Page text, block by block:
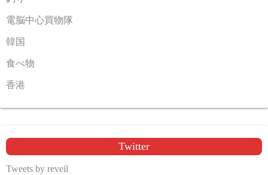
電脳中心買物隊
韓国
食べ物
香港
Twitter
Tweets by reveil